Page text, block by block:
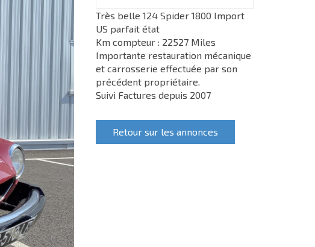
Très belle 124 Spider 1800 Import
US parfait état
Km compteur : 22527 Miles
Importante restauration mécanique
et carrosserie effectuée par son
précédent propriétaire.
Suivi Factures depuis 2007
Retour sur les annonces